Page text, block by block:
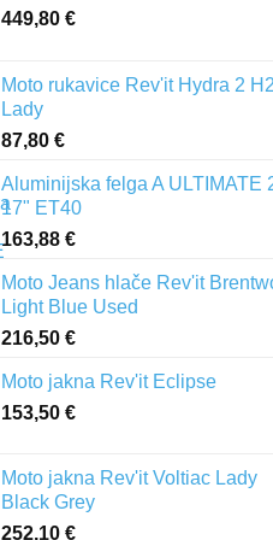
449,80 €
Moto rukavice Rev'it Hydra 2
Lady
87,80 €
Aluminijska felga A ULTIMATE
17" ET40
163,88 €
Moto Jeans hlače Rev'it
Light Blue Used
216,50 €
Moto jakna Rev'it Eclipse
153,50 €
Moto jakna Rev'it Voltiac Lady
Black Grey
252,10 €